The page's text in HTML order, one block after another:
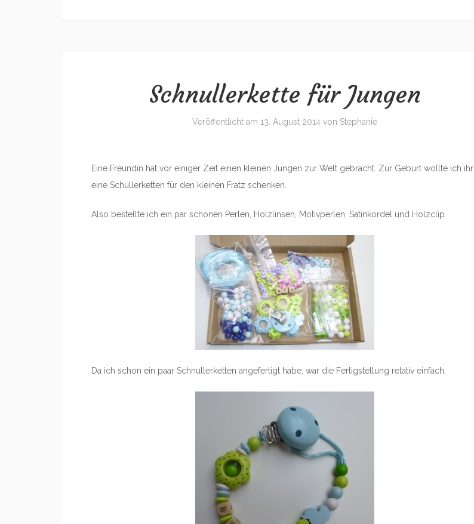
Schnullerkette für Jungen
Veröffentlicht am 13. August 2014 von Stephanie
Eine Freundin hat vor einiger Zeit einen kleinen Jungen zur Welt gebracht. Zur Geburt wollte ich ihr
eine Schullerketten für den kleinen Fratz schenken.
Also bestellte ich ein par schönen Perlen, Holzlinsen, Motivperlen, Satinkordel und Holzclip.
Da ich schon ein paar Schnullerketten angefertigt habe, war die Fertigstellung relativ einfach.